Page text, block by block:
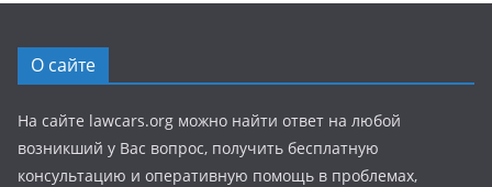
О сайте
На сайте lawcars.org можно найти ответ на любой
возникший у Вас вопрос, получить бесплатную
консультацию и оперативную помощь в проблемах,